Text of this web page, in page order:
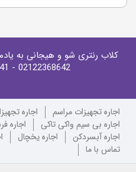
کلاب رنتری شو و هیجانی به
02122368642
- 02122368641
اجاره تجهیزات مراسم
اجاره
اجاره بی سیم واکی تاکی
اجاره
اجاره آبسردکن
اجاره یخچال
تماس با ما